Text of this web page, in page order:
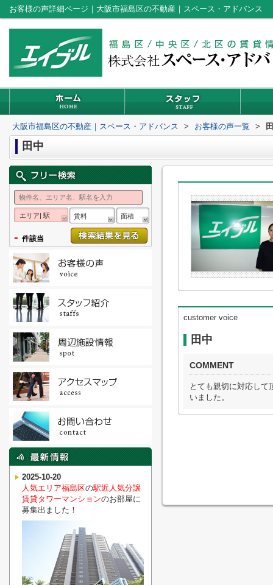
お客様の声詳細ページ｜大阪市福島区の不動産｜スペース・アドバンス
大阪市福島区の不動産｜スペース・アドバンス > お客様の声一覧 >
田中
customer voice
田中
COMMENT
とても親切に対応して
いました。
エリア| 駅 賃料 面積
- 件該当
2025-10-20
人気エリア福島区の駅近人気分譲
賃貸タワーマンションのお部屋に
募集出ました！